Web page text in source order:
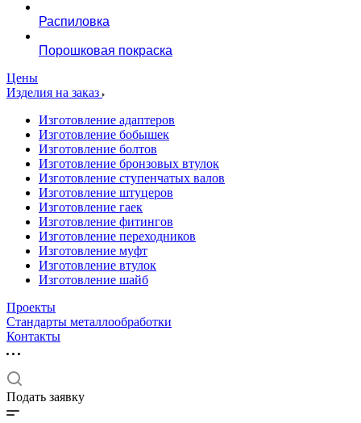
Распиловка
Порошковая покраска
Цены
Изделия на заказ
Изготовление адаптеров
Изготовление бобышек
Изготовление болтов
Изготовление бронзовых втулок
Изготовление ступенчатых валов
Изготовление штуцеров
Изготовление гаек
Изготовление фитингов
Изготовление переходников
Изготовление муфт
Изготовление втулок
Изготовление шайб
Проекты
Стандарты металлообработки
Контакты
Подать заявку